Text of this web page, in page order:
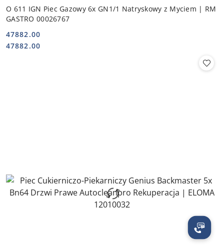
O 611 IGN Piec Gazowy 6x GN1/1 Natryskowy z Myciem | RM
GASTRO 00026767
Cena:
47882.00
Cena:
47882.00